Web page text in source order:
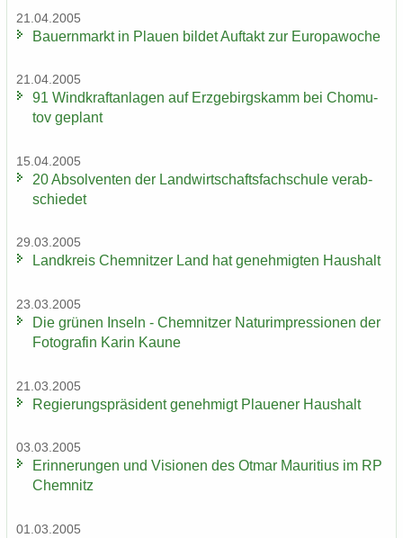
21.04.2005
Bau­ern­markt in Plau­en bil­det Auf­takt zur Eu­ro­pa­wo­che
21.04.2005
91 Wind­kraft­an­la­gen auf Erz­ge­birgs­kamm bei Chomu­
tov ge­plant
15.04.2005
20 Ab­sol­ven­ten der Land­wirt­schafts­fach­schu­le ver­ab­
schie­det
29.03.2005
Land­kreis Chem­nit­zer Land hat ge­neh­mig­ten Haus­halt
23.03.2005
Die grü­nen In­seln - Chem­nit­zer Na­turim­pres­sio­nen der
Fo­to­gra­fin Karin Kaune
21.03.2005
Re­gie­rungs­prä­si­dent ge­neh­migt Plaue­ner Haus­halt
03.03.2005
Er­in­ne­run­gen und Vi­sio­nen des Otmar Mau­ri­ti­us im RP
Chem­nitz
01.03.2005